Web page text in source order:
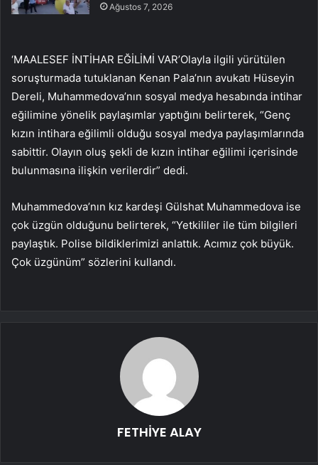
Ağustos 7, 2026
‘MAALESEF İNTİHAR EĞİLİMİ VAR’Olayla ilgili yürütülen
soruşturmada tutuklanan Kenan Pala’nın avukatı Hüseyin
Dereli, Muhammedova’nın sosyal medya hesabında intihar
eğilimine yönelik paylaşımlar yaptığını belirterek, “Genç
kızın intihara eğilimli olduğu sosyal medya paylaşımlarında
sabittir. Olayın oluş şekli de kızın intihar eğilimi içerisinde
bulunmasına ilişkin verilerdir” dedi.
Muhammedova’nın kız kardeşi Gülshat Muhammedova ise
çok üzgün olduğunu belirterek, “Yetkililer ile tüm bilgileri
paylaştık. Polise bildiklerimizi anlattık. Acımız çok büyük.
Çok üzgünüm” sözlerini kullandı.
FETHİYE ALAY